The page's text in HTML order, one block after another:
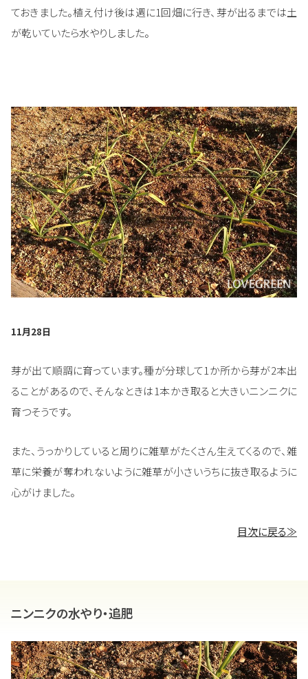
ておきました。植え付け後は週に1回畑に行き、芽が出るまでは土
が乾いていたら水やりしました。
11月28日
芽が出て順調に育っています。種が分球して1か所から芽が2本出
ることがあるので、そんなときは1本かき取ると大きいニンニクに
育つそうです。
また、うっかりしていると周りに雑草がたくさん生えてくるので、雑
草に栄養が奪われないように雑草が小さいうちに抜き取るように
心がけました。
目次に戻る≫
ニンニクの水やり・追肥